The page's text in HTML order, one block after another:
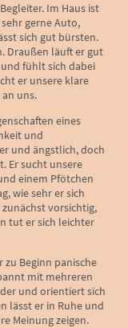
Im Haus ist
gerne Auto,
sich gut bürsten.
Draußen läuft er gut
fühlt sich dabei
er unsere klare
uns.
eines
und
und ängstlich, doch
Er sucht unsere
einem Pfötchen
wie sehr er sich
vorsichtig,
tut er sich leichter
Beginn panische
mit mehreren
und orientiert sich
lässt er in Ruhe und
Meinung zeigen.